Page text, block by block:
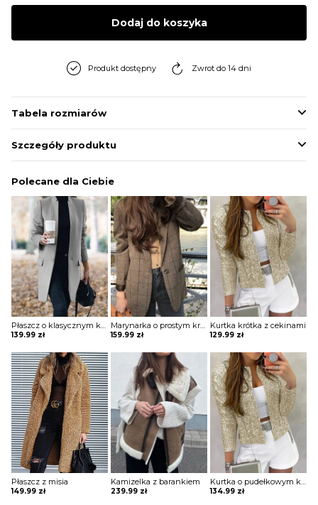
Dodaj do koszyka
Produkt dostępny Zwrot do 14 dni
Tabela rozmiarów
Szczegóły produktu
Polecane dla Ciebie
139.99 zł
Marynarka o prostym kroju zapinana na jeden guzik
159.99 zł
Kurtka krótka z cekinami
129.99 zł
Płaszcz z misia
149.99 zł
Kamizelka z barankiem
239.99 zł 134.99 zł